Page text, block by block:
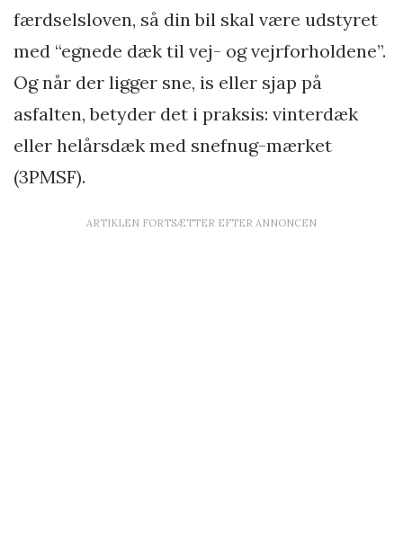
færdselsloven, så din bil skal være udstyret
med “egnede dæk til vej- og vejrforholdene”.
Og når der ligger sne, is eller sjap på
asfalten, betyder det i praksis: vinterdæk
eller helårsdæk med snefnug-mærket
(3PMSF).
ARTIKLEN FORTSÆTTER EFTER ANNONCEN